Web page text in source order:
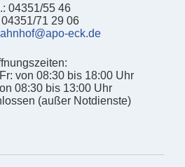
04351/55 46
04351/71 29 06
eck.de
von 08:30 bis 18:00 Uhr
08:30 bis 13:00 Uhr
(außer Notdienste)